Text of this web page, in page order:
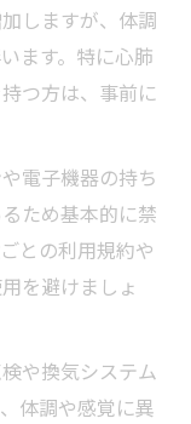
しますが、体調
ます。特に心肺
つ方は、事前に
電子機器の持ち
ため基本的に禁
との利用規約や
を避けましょ
や換気システム
体調や感覚に異